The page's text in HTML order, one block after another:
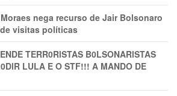
nega recurso de Jair Bolsonaro
visitas políticas
TERR0RlSTAS B0LSONARlSTAS
LULA E O STF!!! A MANDO DE